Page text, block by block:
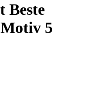
Beste
5